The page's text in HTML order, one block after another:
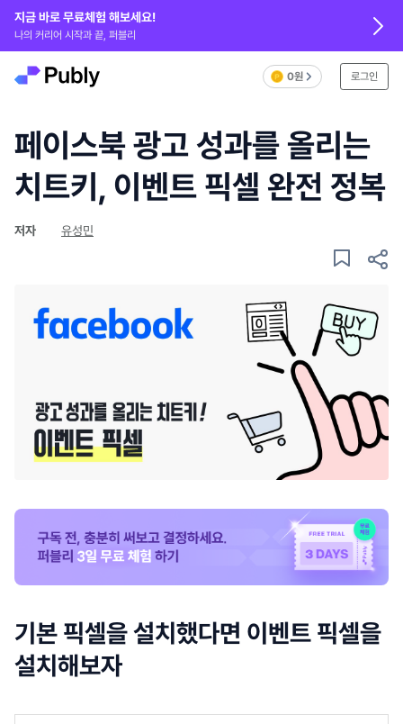
지금 바로 무료체험 해보세요!
나의 커리어 시작과 끝, 퍼블리
0원 로그인
페이스북 광고 성과를 올리는
치트키, 이벤트 픽셀 완전 정복
저자 유성민
기본 픽셀을 설치했다면 이벤트 픽셀을
설치해보자